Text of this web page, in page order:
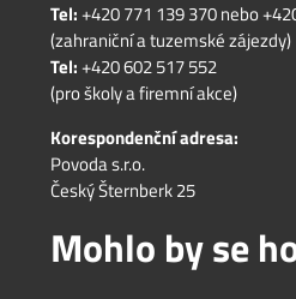
Tel:+420 771 139 370nebo
(zahraniční a tuzemské zájezdy)
Tel:+420 602 517 552
(pro školy a firemní akce)
Korespondenční adresa:
Povoda s.r.o.
Český Šternberk 25
Mohlo by se